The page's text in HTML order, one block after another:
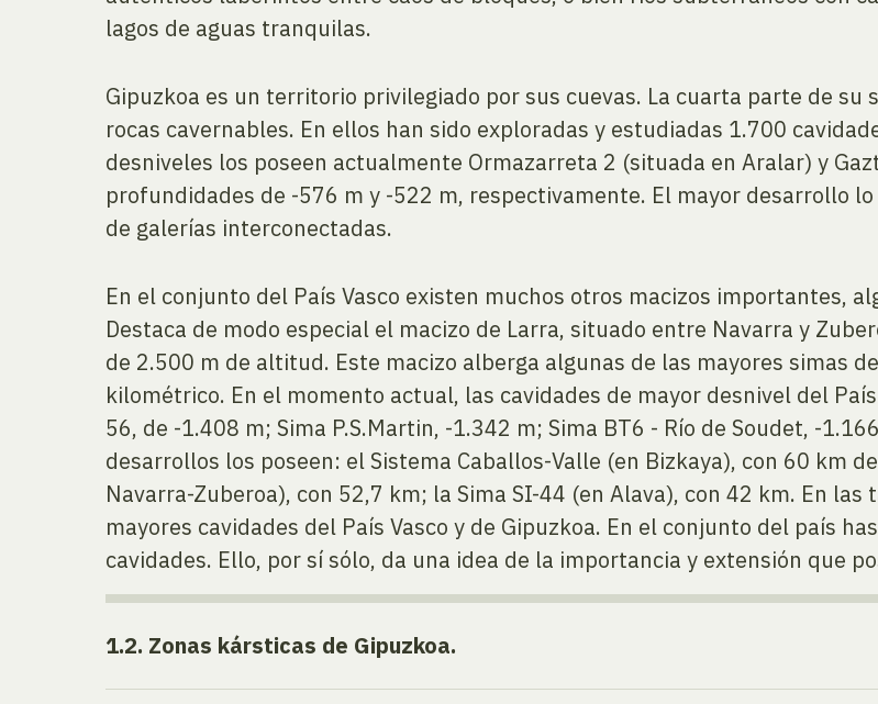
lagos de aguas tranquilas.
Gipuzkoa es un territorio privilegiado por sus cuevas. La cuarta parte de su
rocas cavernables. En ellos han sido exploradas y estudiadas 1.700
desniveles los poseen actualmente Ormazarreta 2 (situada en Aralar) y
profundidades de -576 m y -522 m, respectivamente. El mayor desarrollo
de galerías interconectadas.
En el conjunto del País Vasco existen muchos otros macizos importantes,
Destaca de modo especial el macizo de Larra, situado entre Navarra y
de 2.500 m de altitud. Este macizo alberga algunas de las mayores simas
kilométrico. En el momento actual, las cavidades de mayor desnivel del
56, de -1.408 m; Sima P.S.Martin, -1.342 m; Sima BT6 - Río de Soudet, -
desarrollos los poseen: el Sistema Caballos-Valle (en Bizkaya), con 60 km
Navarra-Zuberoa), con 52,7 km; la Sima SI-44 (en Alava), con 42 km. En
mayores cavidades del País Vasco y de Gipuzkoa. En el conjunto del país
cavidades. Ello, por sí sólo, da una idea de la importancia y extensión que
1.2. Zonas kársticas de Gipuzkoa.